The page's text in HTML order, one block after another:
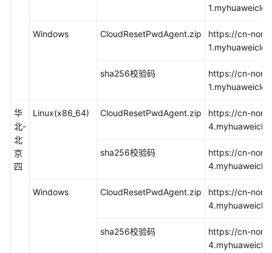
密
键
插
Windows CloudResetPwdAgent.zip
https://cn-
sha256校验码
https://cn-
华
北-
北
京
四
Linux(x86_64) CloudResetPwdAgent.zip
https://cn-
sha256校验码
https://cn-
Windows CloudResetPwdAgent.zip
https://cn-
sha256校验码
https://cn-